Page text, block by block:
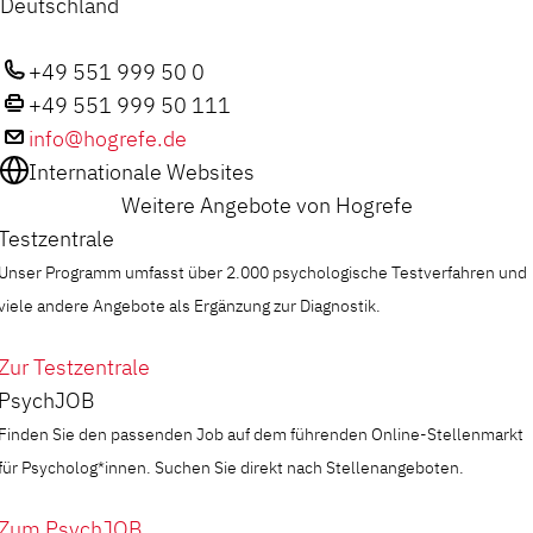
+49 551 999 50 0
+49 551 999 50 111
info@hogrefe.de
Internationale Websites
Weitere Angebote von Hogrefe
Programm umfasst über 2.000 psychologische Testverfahren und
andere Angebote als Ergänzung zur Diagnostik.
Testzentrale
Sie den passenden Job auf dem führenden Online-Stellenmarkt
Psycholog*innen. Suchen Sie direkt nach Stellenangeboten.